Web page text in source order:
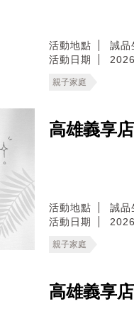
活動地點
誠品
活動日期
親子家庭
高雄義享
活動地點
誠品
活動日期
親子家庭
高雄義享